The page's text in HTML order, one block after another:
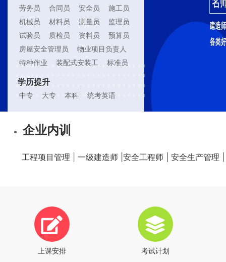
关
键
岗
位
劳务员 合同员 安全员
施工员
机械员
材料员 测量员
监理员
试验员
质检员 资料员
预算员
房屋安全管理员
物业项目负责人
特种作业
装配式安装工 标准员
学历提升
学
历
提
升
中专 大专 本科 统考英语
企业内训
工程项目管理 | 一级建造师 |安全工程师 | 安全生产管
上课安排 考试计划